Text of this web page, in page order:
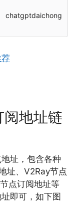
chatgptdaichong
地址链
址，包含各种
址、V2Ray节点
点订阅地址等
即可，如下图